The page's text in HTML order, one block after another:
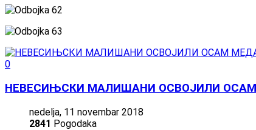
0
НЕВЕСИЊСКИ МАЛИШАНИ ОСВОЈИЛИ
nedelja, 11 novembar 2018
2841 Pogodaka